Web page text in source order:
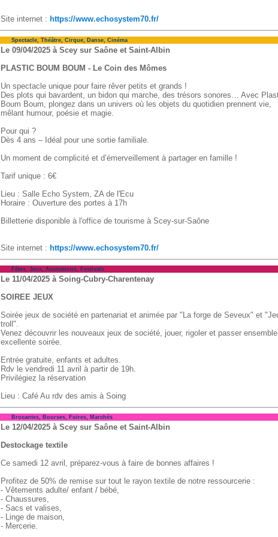
Site internet : https://www.echosystem70.fr/
Spectacle, Théâtre, Cirque, Danse, Cinéma
Le 09/04/2025 à Scey sur Saône et Saint-Albin
PLASTIC BOUM BOUM - Le Coin des Mômes
Un spectacle unique pour faire rêver petits et grands !
Des plots qui bavardent, un bidon qui marche, des trésors sonores… Avec
Boum Boum, plongez dans un univers où les objets du quotidien prennent vie,
mêlant humour, poésie et magie.
Pour qui ?
Dès 4 ans – Idéal pour une sortie familiale.
Un moment de complicité et d’émerveillement à partager en famille !
Tarif unique : 6€
Lieu : Salle Echo System, ZA de l'Ecu
Horaire : Ouverture des portes à 17h
Billetterie disponible à l'office de tourisme à Scey-sur-Saône
Site internet : https://www.echosystem70.fr/
Fêtes, Jeux, Animations, Festivals
Le 11/04/2025 à Soing-Cubry-Charentenay
SOIREE JEUX
Soirée jeux de société en partenariat et animée par "La forge de Seveux" et
troll".
Venez découvrir les nouveaux jeux de société, jouer, rigoler et passer
excellente soirée.
Entrée gratuite, enfants et adultes.
Rdv le vendredi 11 avril à partir de 19h.
Privilégiez la réservation
Lieu : Café Au rdv des amis à Soing
Brocantes, Bourses, Foires, Marchés
Le 12/04/2025 à Scey sur Saône et Saint-Albin
Destockage textile
Ce samedi 12 avril, préparez-vous à faire de bonnes affaires !
Profitez de 50% de remise sur tout le rayon textile de notre ressourcerie :
- Vêtements adulte/ enfant / bébé,
- Chaussures,
- Sacs et valises,
- Linge de maison,
- Mercerie.